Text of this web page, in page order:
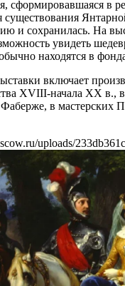
сформировавшаяся в
существования
и сохранилась. На
увидеть
находятся в
включает
XVIII-начала ХХ в.,
в мастерских
uploads/